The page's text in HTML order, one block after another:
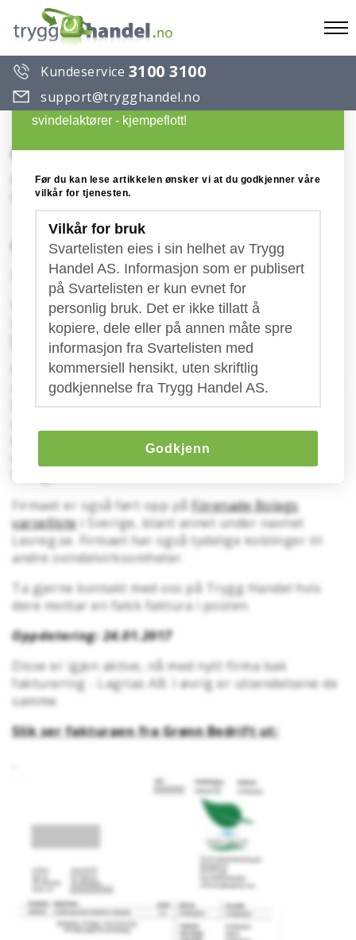
Kundeservice 3100 3100
support@trygghandel.no
Grønn Bedrift
Konto: SE90 6000 0000 0006 7711 1398 / SE21 5000
0000 0551 2006 8693
Advarsel mot Grønn Bedrift!
Publisert: 30.03.2016
Vi ønsker å advare mot produktet Grønn Bedrift,
som blir fakturert av detsvenske selskapet Centuri
Sales & Marketing AB.
Medlemmer har påpekt for oss at de i disse dager
mottar fakturaer, uten å ha kjennskap til hva de blir
fakturert for - eller hvorfor. På fakturaen oppgir
Profilering Grønn Bedrift 12
". Hvor denne profileringen skal finne sted
Firmaet er også ført opp på Förenade Bolags
varsellistei Sverige, blant annet under navnet
Levreg.se. Firmaet har også tydelige koblinger til
andre svindelvirksomheter.
Ta gjerne kontakt med oss på Trygg Handel hvis
dere mottar en falsk faktura i posten.
Oppdatering: 24.01.2017
Disse er igjen aktive, nå med nytt firma bak
fakturering - Lagrias AB. I øvrig er utsendelsene de
samme.
Slik ser fakturaen fra Grønn Bedrift ut:
Svarteliste over useriøse selskaper og
svindelaktører - kjempeflott!
Før du kan lese artikkelen ønsker vi at du godkjenner våre
vilkår for tjenesten.
Vilkår for bruk
Svartelisten eies i sin helhet av Trygg
Handel AS. Informasjon som er publisert
på Svartelisten er kun evnet for
personlig bruk. Det er ikke tillatt å
kopiere, dele eller på annen måte spre
informasjon fra Svartelisten med
kommersiell hensikt, uten skriftlig
godkjennelse fra Trygg Handel AS.
Godkjenn